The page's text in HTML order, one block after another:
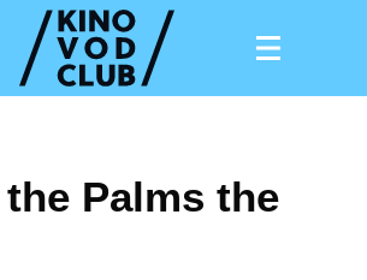
Palms the